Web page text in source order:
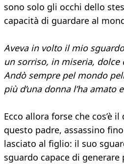
sono solo gli occhi dello
capacità di guardare al
Aveva in volto il mio
un sorriso, in miseria, dolce
Andò sempre pel mondo
più d’una donna l’ha amato
Ecco allora forse che cos’è
questo padre, assassino
lasciato al figlio: il suo
sguardo capace di generare